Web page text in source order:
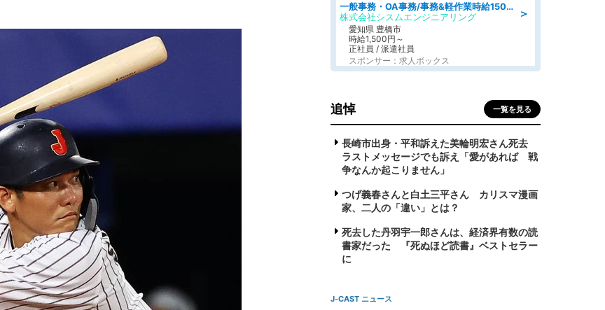
＞
一般事務・OA事務/事務&軽作業時給1500円土日祝休み各種社保完備
株式会社シスムエンジニアリング
愛知県 豊橋市
時給1,500円～
正社員 / 派遣社員
スポンサー：求人ボックス
追悼 一覧を見る
長崎市出身・平和訴えた美輪明宏さん死去
ラストメッセージでも訴え「愛があれば 戦
争なんか起こりません」
つげ義春さんと白土三平さん カリスマ漫画
家、二人の「違い」とは？
死去した丹羽宇一郎さんは、経済界有数の読
書家だった 『死ぬほど読書』ベストセラー
に
J-CAST ニュース